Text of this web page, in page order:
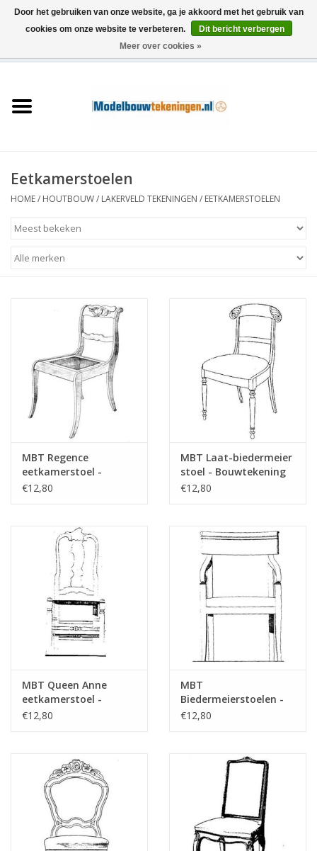
Schepen
Houtbouw
Scenery
Nieuwe tekeningen
NIEUWE TIJDSCHRIFTEN
ABONNEMENT DE
MODELBOUWER
Eetkamerstoelen
HOME/ HOUTBOUW/ LAKERVELD TEKENINGEN / EETKAMERSTOELEN
MBT Regence
eetkamerstoel -
Bouwtekening Schaal 1
€12,80
MBT Laat-biedermeier
stoel - Bouwtekening
Schaal 1 : N/A
€12,80
MBT Queen Anne
eetkamerstoel -
Bouwtekening Schaal 1
€12,80
MBT
Biedermeierstoelen -
Bouwtekening Schaal 1
€12,80
Door het gebruiken van onze website, ga je akkoord met het gebruik van
cookies om onze website te verbeteren.
Dit bericht verbergen
Meer over cookies »